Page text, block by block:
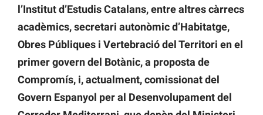
l’Institut d’Estudis Catalans, entre altres càrrecs
acadèmics, secretari autonòmic d’Habitatge,
Obres Públiques i Vertebració del Territori en el
primer govern del Botànic, a proposta de
Compromís, i, actualment, comissionat del
Govern Espanyol per al Desenvolupament del